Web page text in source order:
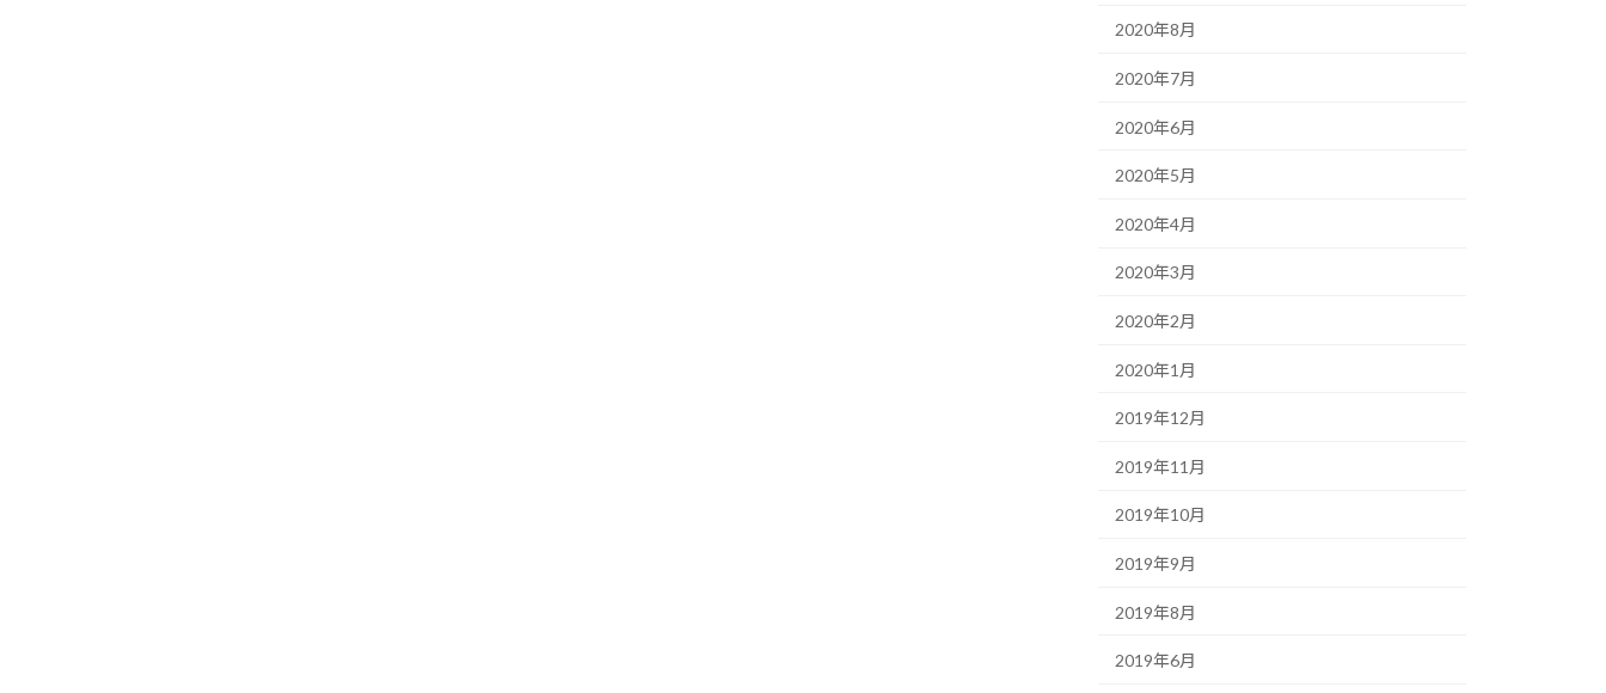
2020年8月
2020年7月
2020年6月
2020年5月
2020年4月
2020年3月
2020年2月
2020年1月
2019年12月
2019年11月
2019年10月
2019年9月
2019年8月
2019年6月